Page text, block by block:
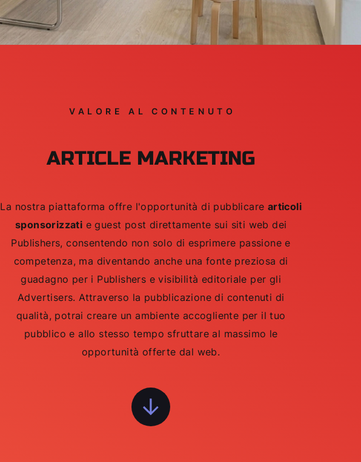
VALORE AL CONTENUTO
ARTICLE MARKETING
La nostra piattaforma offre l'opportunità di pubblicare articoli
sponsorizzati e guest post direttamente sui siti web dei
Publishers, consentendo non solo di esprimere passione e
competenza, ma diventando anche una fonte preziosa di
guadagno per i Publishers e visibilità editoriale per gli
Advertisers. Attraverso la pubblicazione di contenuti di
qualità, potrai creare un ambiente accogliente per il tuo
pubblico e allo stesso tempo sfruttare al massimo le
opportunità offerte dal web.